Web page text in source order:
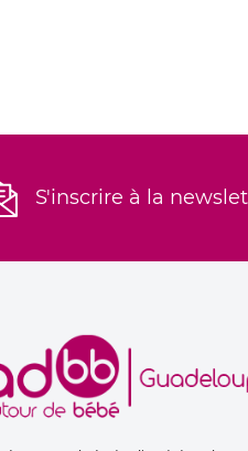
S'inscrire à la